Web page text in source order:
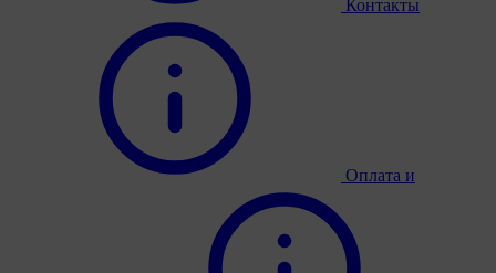
Контакты
Оплата и